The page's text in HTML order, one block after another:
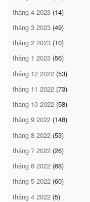
tháng 4 2023 (14)
tháng 3 2023 (49)
tháng 2 2023 (10)
tháng 1 2023 (56)
tháng 12 2022 (53)
tháng 11 2022 (73)
tháng 10 2022 (58)
tháng 9 2022 (148)
tháng 8 2022 (53)
tháng 7 2022 (26)
tháng 6 2022 (68)
tháng 5 2022 (60)
tháng 4 2022 (5)